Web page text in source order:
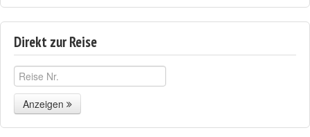
Direkt zur Reise
Anzeigen